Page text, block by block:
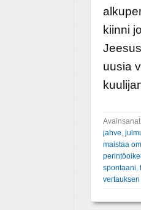
kiinni
uusia
jahve
maistaa
spontaani